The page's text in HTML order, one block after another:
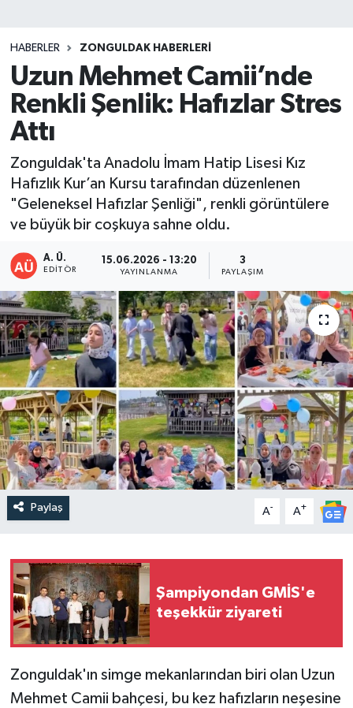
HABERLER ZONGULDAK HABERLERI
Uzun Mehmet Camii’nde
Renkli Şenlik: Hafızlar Stres
Attı
Zonguldak'ta Anadolu İmam Hatip Lisesi Kız
Hafızlık Kur’an Kursu tarafından düzenlenen
"Geleneksel Hafızlar Şenliği", renkli görüntülere
ve büyük bir coşkuya sahne oldu.
A. Ü.
EDITÖR
15.06.2026 - 13:20
YAYINLANMA
3
PAYLAŞIM
Paylaş A- A+
Şampiyondan GMİS'e
teşekkür ziyareti
​Zonguldak'ın simge mekanlarından biri olan Uzun
Mehmet Camii bahçesi, bu kez hafızların neşesine
DÜZCE
EREĞLİ
KARABÜK
KASTAMONU